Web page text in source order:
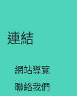
連結
網站導覽
聯絡我們